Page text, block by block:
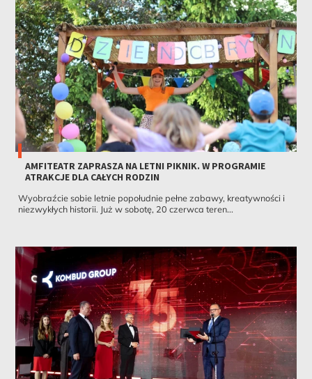
AMFITEATR ZAPRASZA NA LETNI PIKNIK. W PROGRAMIE
ATRAKCJE DLA CAŁYCH RODZIN
Wyobraźcie sobie letnie popołudnie pełne zabawy, kreatywności i
niezwykłych historii. Już w sobotę, 20 czerwca teren...